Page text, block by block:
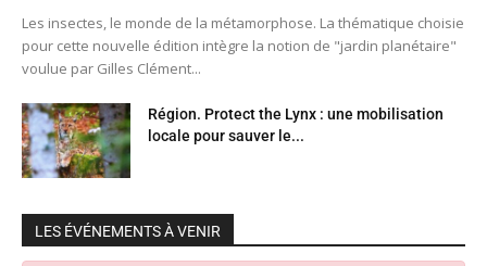
Les insectes, le monde de la métamorphose. La thématique choisie
pour cette nouvelle édition intègre la notion de "jardin planétaire"
voulue par Gilles Clément...
Région. Protect the Lynx : une mobilisation
locale pour sauver le...
LES ÉVÉNEMENTS À VENIR